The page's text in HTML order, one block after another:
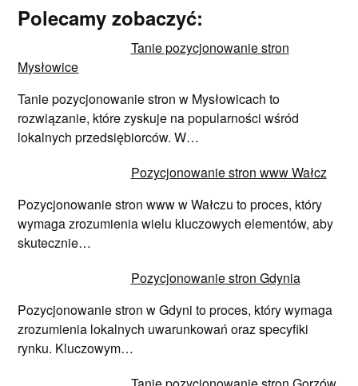
Polecamy zobaczyć:
Tanie pozycjonowanie stron
Mysłowice
Tanie pozycjonowanie stron w Mysłowicach to
rozwiązanie, które zyskuje na popularności wśród
lokalnych przedsiębiorców. W…
Pozycjonowanie stron www Wałcz
Pozycjonowanie stron www w Wałczu to proces, który
wymaga zrozumienia wielu kluczowych elementów, aby
skutecznie…
Pozycjonowanie stron Gdynia
Pozycjonowanie stron w Gdyni to proces, który wymaga
zrozumienia lokalnych uwarunkowań oraz specyfiki
rynku. Kluczowym…